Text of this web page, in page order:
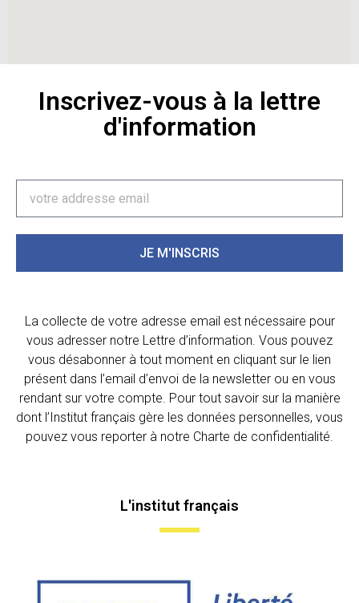
Inscrivez-vous à la lettre
d'information
JE M'INSCRIS
La collecte de votre adresse email est nécessaire pour
vous adresser notre Lettre d’information. Vous pouvez
vous désabonner à tout moment en cliquant sur le lien
présent dans l’email d’envoi de la newsletter ou en vous
rendant sur votre compte. Pour tout savoir sur la manière
dont l’Institut français gère les données personnelles, vous
pouvez vous reporter à notre Charte de confidentialité.
L'institut français